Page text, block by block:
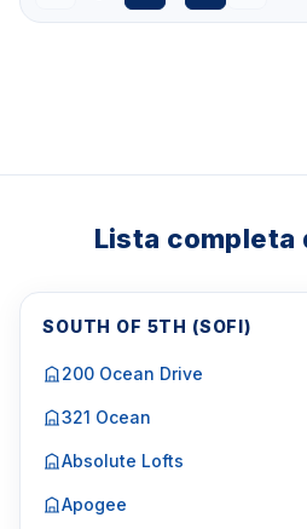
Lista completa
SOUTH OF 5TH (SOFI)
200 Ocean Drive
321 Ocean
Absolute Lofts
Apogee